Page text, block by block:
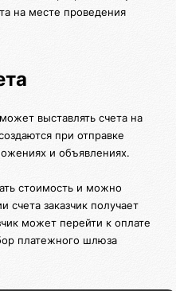
на месте проведения
выставлять счета на
при отправке
и объявлениях.
стоимость и можно
счета заказчик получает
может перейти к оплате
платежного шлюза